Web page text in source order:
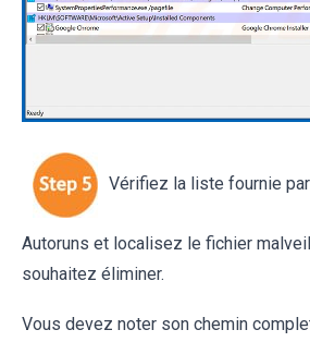
Vérifiez la liste fournie
Autoruns et localisez le fichier
souhaitez éliminer.
Vous devez noter son chemin